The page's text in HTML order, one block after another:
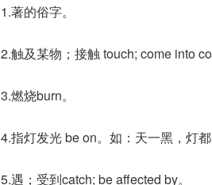
1.著的俗字。
2.触及某物；接触 touch; come into
3.燃烧burn。
4.指灯发光 be on。如：天一黑，灯都
5.遇；受到catch; be affected by。